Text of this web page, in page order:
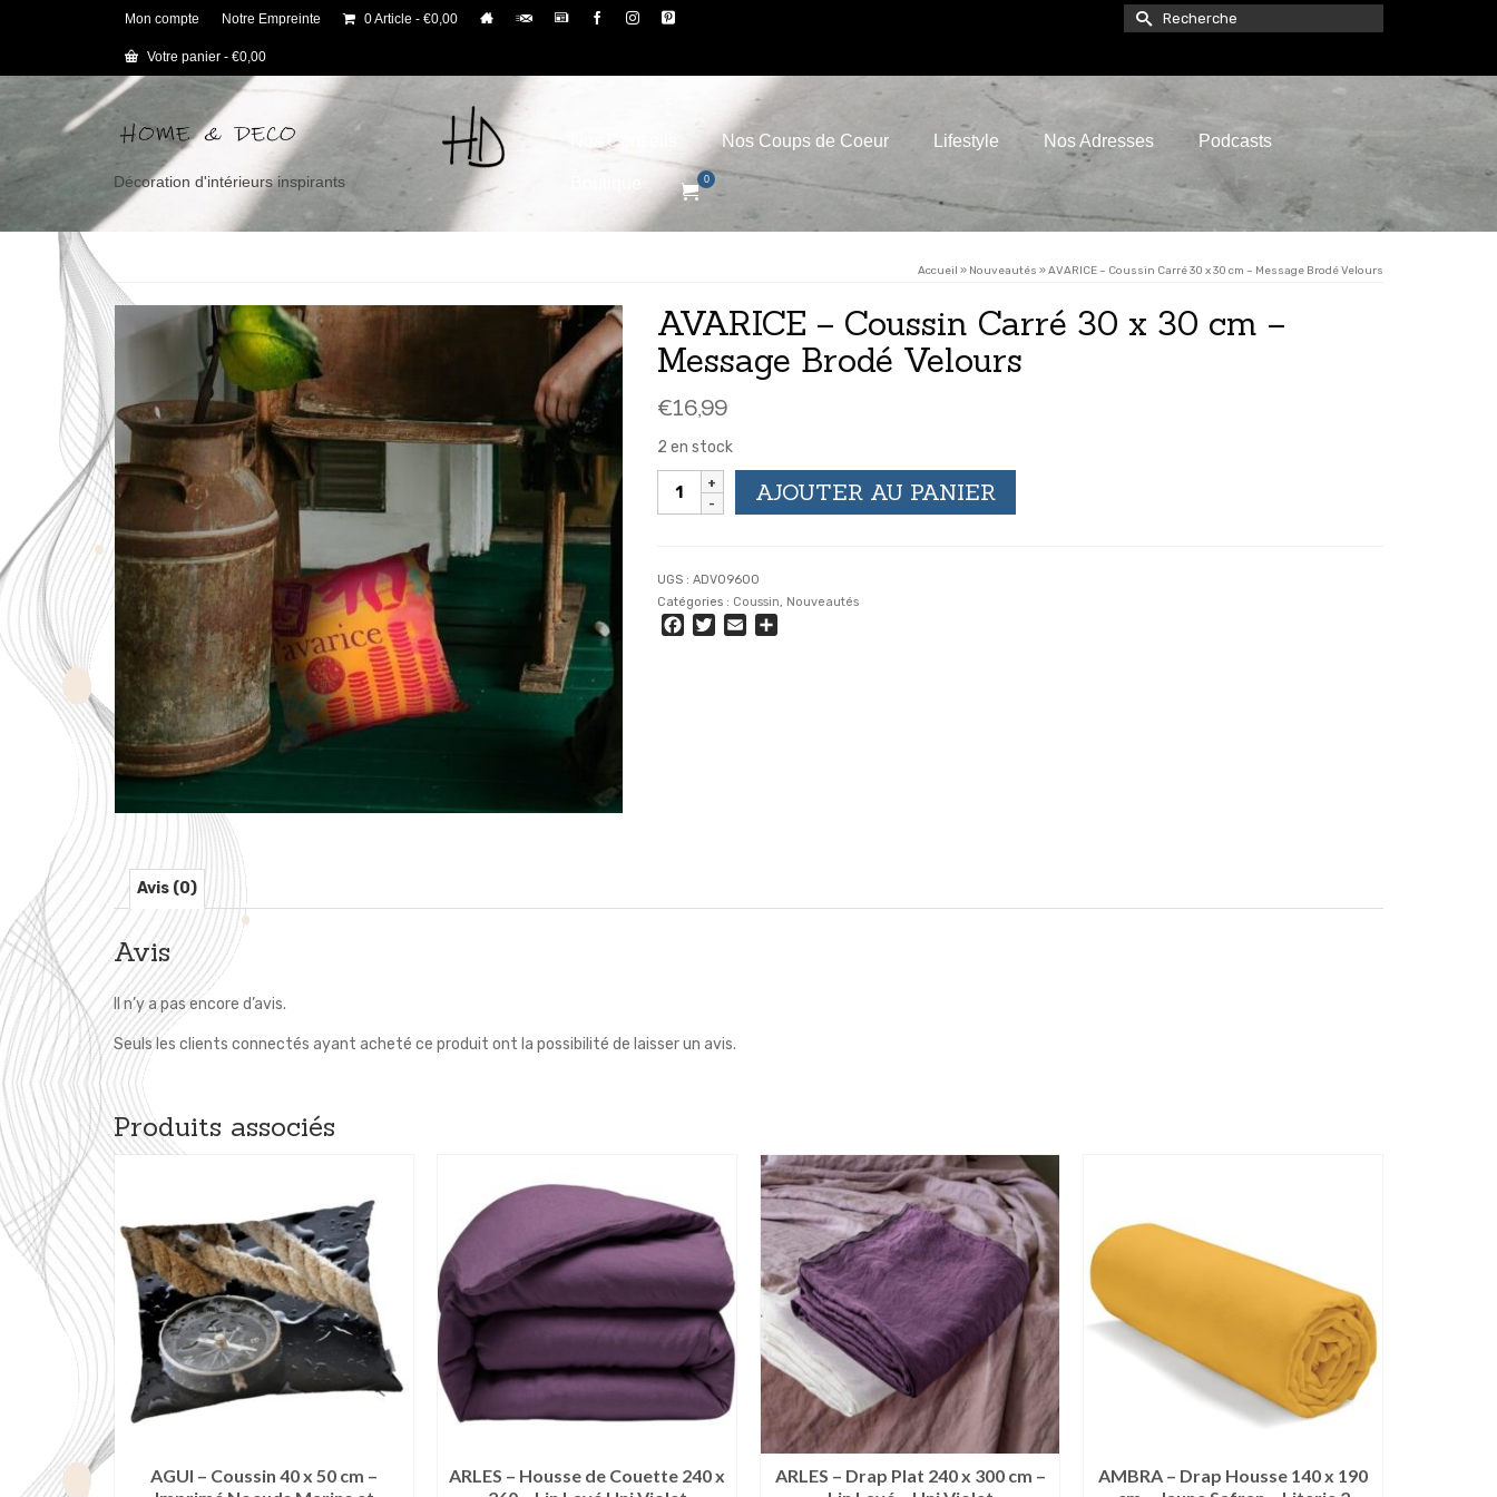
Mon compte Notre Empreinte 0 Article €0,00
Votre panier - €0,00
Rechercher :
Décoration d'intérieurs inspirants
Nos Conseils Nos Coups de Coeur Lifestyle Nos Adresses Podcasts
0
Accueil » Nouveautés »AVARICE – Coussin Carré 30 x 30 cm – Message Brodé Velours
AVARICE – Coussin Carré 30 x 30 cm –
Message Brodé Velours
€16,99
2 en stock
quantité
30
x
AJOUTER AU PANIER
UGS : ADV09600
Catégories : Coussin, Nouveautés
Facebook
Twitter
Email
Avis (0)
Avis
Il n’y a pas encore d’avis.
Seuls les clients connectés ayant acheté ce produit ont la possibilité de laisser un avis.
Produits associés
Arty –
AGUI – Coussin 40 x 50 cm –
ARLES – Housse de Couette 240 x
ARLES – Drap Plat 240 x 300 cm –
AMBRA – Drap Housse 140 x 190